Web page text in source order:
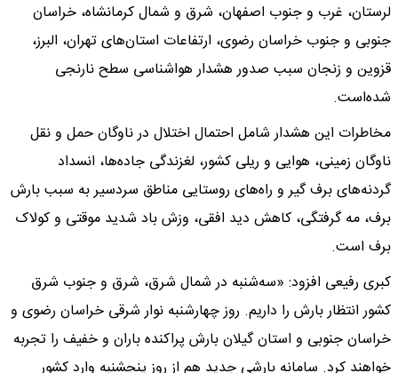
لرستان، غرب و جنوب اصفهان، شرق و شمال کرمانشاه، خراسان
جنوبی و جنوب خراسان رضوی، ارتفاعات استان‌های تهران، البرز،
قزوین و زنجان سبب صدور هشدار هواشناسی سطح نارنجی
شده‌است.
مخاطرات این هشدار شامل احتمال اختلال در ناوگان حمل و نقل
ناوگان زمینی، هوایی و ریلی کشور، لغزندگی جاده‌ها، انسداد
گردنه‌های برف گیر و راه‌های روستایی مناطق سردسیر به سبب بارش
برف، مه گرفتگی، کاهش دید افقی، وزش باد شدید موقتی و کولاک
برف است.
کبری رفیعی افزود: «سه‌شنبه در شمال شرق، شرق و جنوب شرق
کشور انتظار بارش را داریم. روز چهارشنبه نوار شرقی خراسان رضوی و
خراسان جنوبی و استان گیلان بارش پراکنده باران و خفیف را تجربه
خواهند کرد. سامانه بارشی جدید هم از روز پنجشنبه وارد کشور